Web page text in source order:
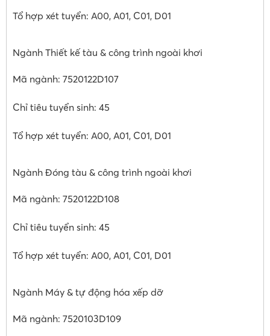
Tổ hợp xét tuyển: A00, A01, C01, D01
Ngành Thiết kế tàu & công trình ngoài khơi
Mã ngành: 7520122D107
Chỉ tiêu tuyển sinh: 45
Tổ hợp xét tuyển: A00, A01, C01, D01
Ngành Đóng tàu & công trình ngoài khơi
Mã ngành: 7520122D108
Chỉ tiêu tuyển sinh: 45
Tổ hợp xét tuyển: A00, A01, C01, D01
Ngành Máy & tự động hóa xếp dỡ
Mã ngành: 7520103D109